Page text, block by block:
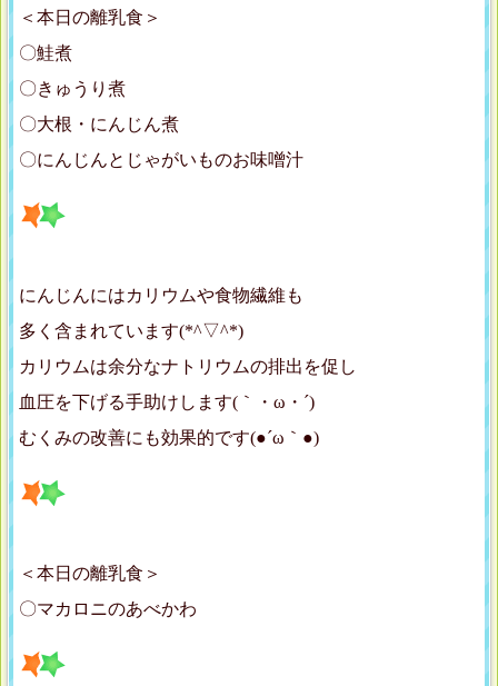
＜本日の離乳食＞
〇鮭煮
〇きゅうり煮
〇大根・にんじん煮
〇にんじんとじゃがいものお味噌汁
にんじんにはカリウムや食物繊維も
多く含まれています(*^▽^*)
カリウムは余分なナトリウムの排出を促し
血圧を下げる手助けします(｀・ω・´)ゞ
むくみの改善にも効果的です(●´ω｀●)
＜本日の離乳食＞
〇マカロニのあべかわ